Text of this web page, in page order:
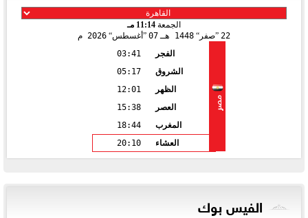
الجمعة 11:14 مـ
22 صفر 1448 هـ 07 أغسطس 2026 م
مصر
الفجر
03:41
الشروق
05:17
الظهر
12:01
العصر
15:38
المغرب
18:44
العشاء
20:10
الفيس بوك